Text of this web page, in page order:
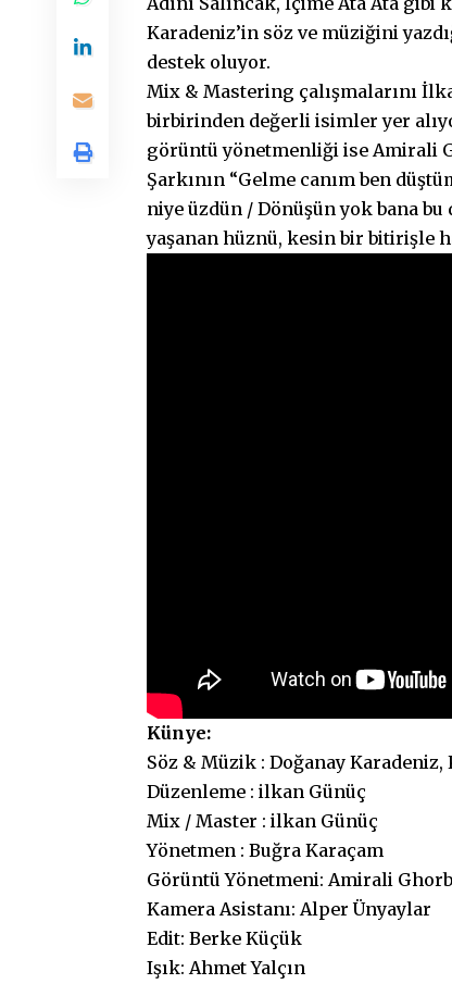
Karadeniz’in söz ve müziğini
destek oluyor.
Mix & Mastering çalışmalarını
birbirinden değerli isimler yer
görüntü yönetmenliği ise Amirali
Şarkının “Gelme canım ben
niye üzdün / Dönüşün yok bana bu
yaşanan hüznü, kesin bir bitirişle
Künye:
Söz & Müzik : Doğanay
Düzenleme : ilkan Günüç
Mix / Master : ilkan Günüç
Yönetmen : Buğra Karaçam
Görüntü Yönetmeni: Amirali
Kamera Asistanı: Alper Ünyaylar
Edit: Berke Küçük
Işık: Ahmet Yalçın